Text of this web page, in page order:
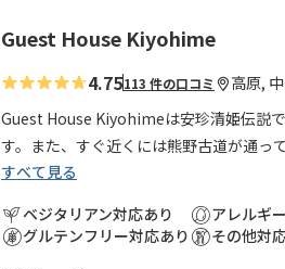
Guest House Kiyohime
4.75113 件の口コミ 高原,
Guest House Kiyohimeは安珍清姫伝説
す。また、すぐ近くには熊野古道が通って
ふもとの清姫バス停から滝尻王子まで路
長期滞在の方も安心してお泊まりいただ
すべて見る
ベジタリアン対応あり
グルテンフリー対応あり
アレルギ
その他対